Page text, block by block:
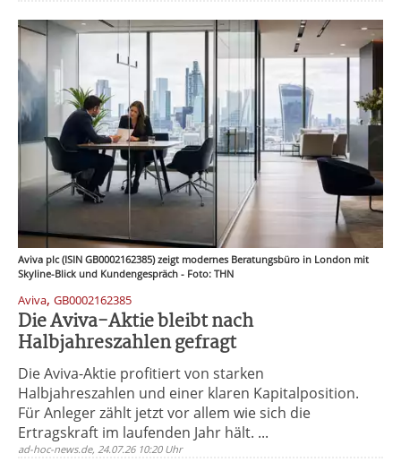
Aviva plc (ISIN GB0002162385) zeigt modernes Beratungsbüro in London mit
Skyline-Blick und Kundengespräch - Foto: THN
Aviva, GB0002162385
Die Aviva-Aktie bleibt nach
Halbjahreszahlen gefragt
Die Aviva-Aktie profitiert von starken
Halbjahreszahlen und einer klaren Kapitalposition.
Für Anleger zählt jetzt vor allem wie sich die
Ertragskraft im laufenden Jahr hält. ...
ad-hoc-news.de, 24.07.26 10:20 Uhr